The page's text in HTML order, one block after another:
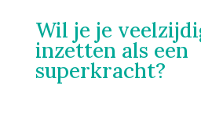
Wil je je
inzetten als een
superkracht?